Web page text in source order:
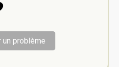
un problème